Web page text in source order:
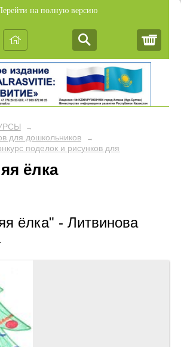
на полную версию
→
для дошкольников →
поделок и рисунков для дошкольников
ёлка
ёлка" - Литвинова